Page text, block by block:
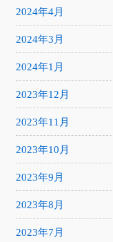
2024年4月
2024年3月
2024年1月
2023年12月
2023年11月
2023年10月
2023年9月
2023年8月
2023年7月